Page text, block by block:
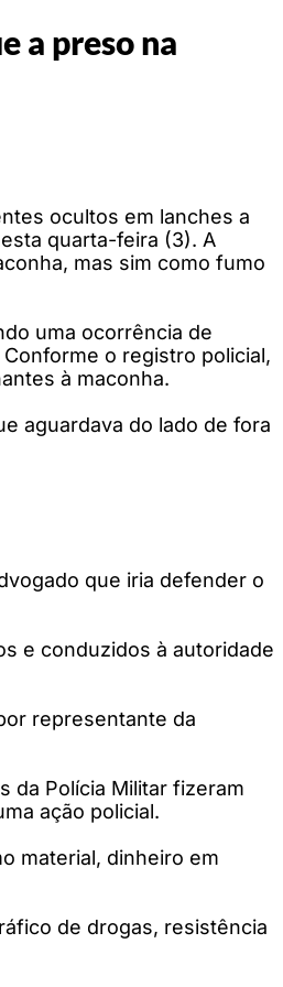
a preso na
ocultos em lanches a
quarta-feira (3). A
mas sim como fumo
uma ocorrência de
o registro policial,
à maconha.
aguardava do lado de fora
que iria defender o
e conduzidos à autoridade
representante da
da Polícia Militar fizeram
ação policial.
material, dinheiro em
de drogas, resistência